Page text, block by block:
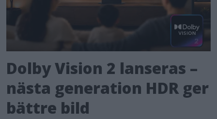
Dolby Vision 2 lanseras –
nästa generation HDR ger
bättre bild